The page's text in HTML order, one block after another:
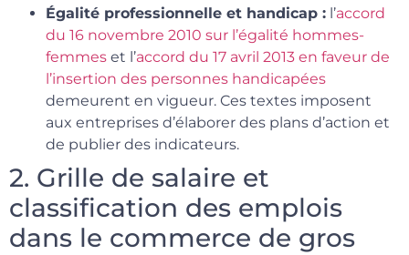
Égalité professionnelle et handicap : l’accord
du 16 novembre 2010 sur l’égalité hommes-
femmes et l’accord du 17 avril 2013 en faveur de
l’insertion des personnes handicapées
demeurent en vigueur. Ces textes imposent
aux entreprises d’élaborer des plans d’action et
de publier des indicateurs.
2. Grille de salaire et
classification des emplois
dans le commerce de gros